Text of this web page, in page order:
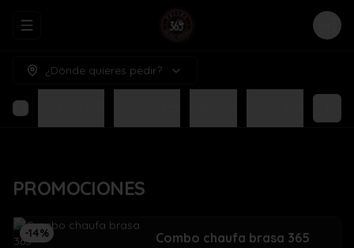
Abrir menu de navegación Login
¿Dónde quieres pedir?
PROMOCIONES
-14% Combo chaufa brasa 365